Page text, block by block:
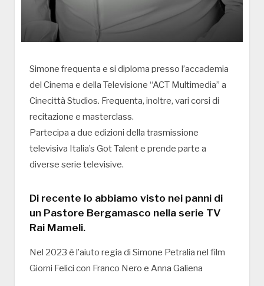
Simone frequenta e si diploma presso l’accademia
del Cinema e della Televisione “ACT Multimedia” a
Cinecittà Studios. Frequenta, inoltre, vari corsi di
recitazione e masterclass.
Partecipa a due edizioni della trasmissione
televisiva Italia’s Got Talent e prende parte a
diverse serie televisive.
Di recente lo abbiamo visto nei panni di
un Pastore Bergamasco nella serie TV
Rai Mameli.
Nel 2023 è l’aiuto regia di Simone Petralia nel film
Giorni Felici con Franco Nero e Anna Galiena